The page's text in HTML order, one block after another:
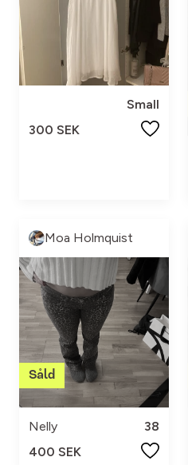
Small
300 SEK
Moa Holmquist
Nelly
38
400 SEK